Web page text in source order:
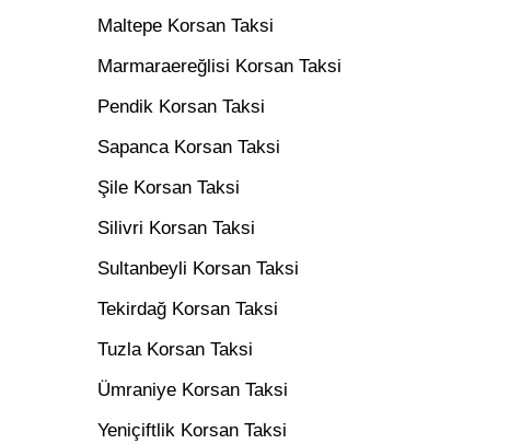
Maltepe Korsan Taksi
Marmaraereğlisi Korsan Taksi
Pendik Korsan Taksi
Sapanca Korsan Taksi
Şile Korsan Taksi
Silivri Korsan Taksi
Sultanbeyli Korsan Taksi
Tekirdağ Korsan Taksi
Tuzla Korsan Taksi
Ümraniye Korsan Taksi
Yeniçiftlik Korsan Taksi